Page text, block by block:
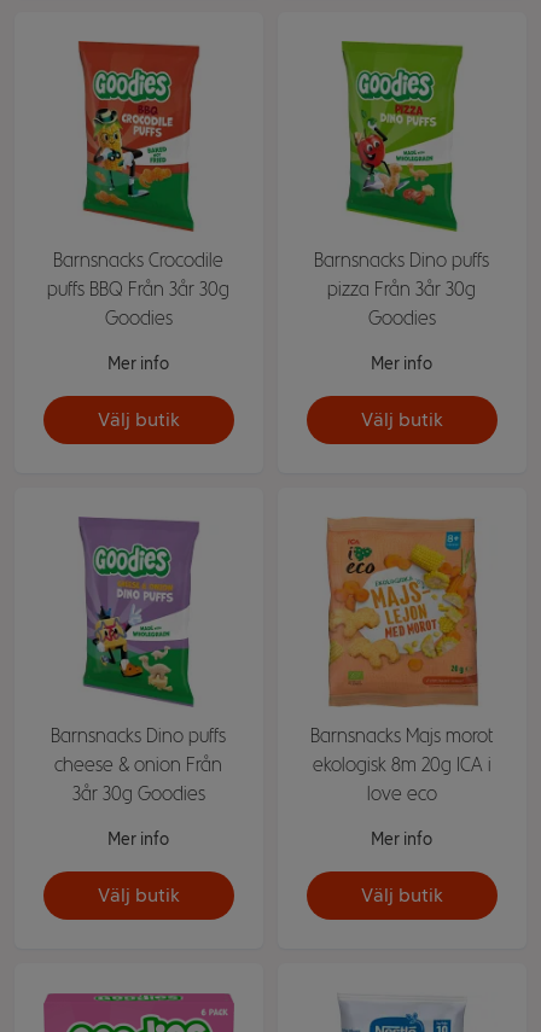
Barnsnacks Crocodile
puffs BBQ Från 3år 30g
Goodies
Mer info
Välj butik
Barnsnacks Dino puffs
pizza Från 3år 30g
Goodies
Mer info
Välj butik
Barnsnacks Dino puffs
cheese & onion Från
3år 30g Goodies
Mer info
Välj butik
Barnsnacks Majs morot
ekologisk 8m 20g ICA i
love eco
Mer info
Välj butik